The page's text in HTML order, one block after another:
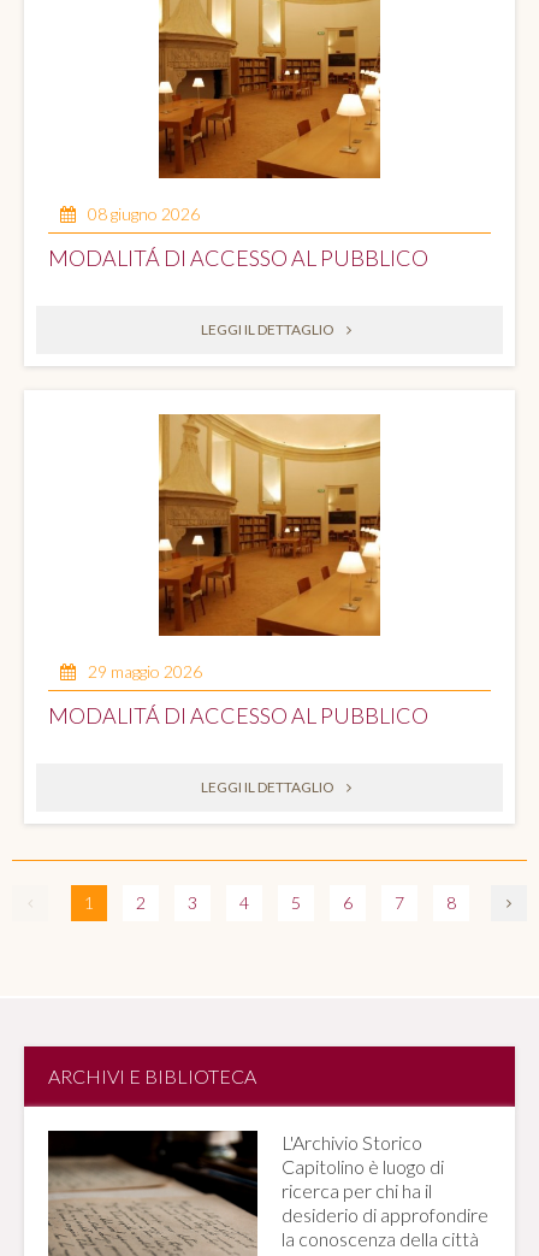
08 giugno 2026
MODALITÁ DI ACCESSO AL PUBBLICO
LEGGI IL DETTAGLIO
29 maggio 2026
MODALITÁ DI ACCESSO AL PUBBLICO
LEGGI IL DETTAGLIO
1 2 3 4 5 6 7 8
ARCHIVI E BIBLIOTECA
L'Archivio Storico
Capitolino è luogo di
ricerca per chi ha il
desiderio di approfondire
la conoscenza della città